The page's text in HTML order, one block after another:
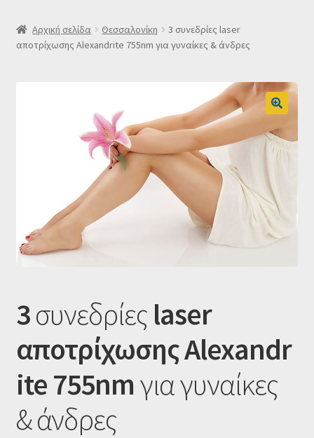
SLIDER
Επιβεβαίωση εγγραφής στο Newsletter του Dealistas.gr
Κατάστημα
Ταμείο
HOME
Αρχική σελίδα Θεσσαλονίκη
3 συνεδρίες laser
αποτρίχωσης Alexandrite 755nm για γυναίκες & άνδρες
3συνεδρίες laser
αποτρίχωσηςAlexandr
ite 755nmγια γυναίκες
& άνδρες